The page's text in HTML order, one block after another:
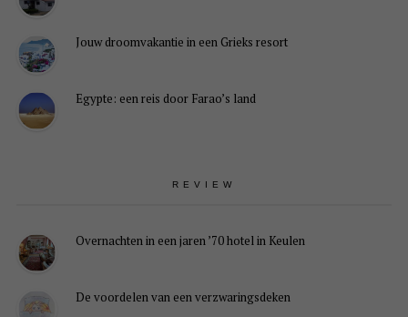
Jouw droomvakantie in een Grieks resort
Egypte: een reis door Farao’s land
REVIEW
Overnachten in een jaren ’70 hotel in Keulen
De voordelen van een verzwaringsdeken